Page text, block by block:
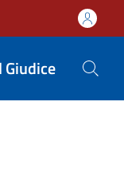
Giudice